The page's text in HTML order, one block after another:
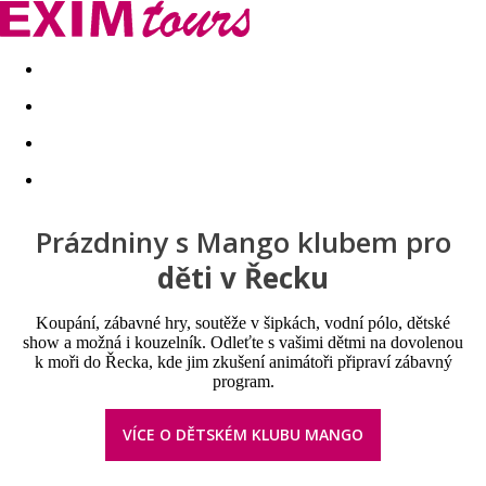
Akční nabídky Last minute
Prázdniny s Mango klubem pro
děti v Řecku
Koupání, zábavné hry, soutěže v šipkách, vodní pólo, dětské
show a možná i kouzelník. Odleťte s vašimi dětmi na dovolenou
k moři do Řecka, kde jim zkušení animátoři připraví zábavný
program.
VÍCE O DĚTSKÉM KLUBU MANGO